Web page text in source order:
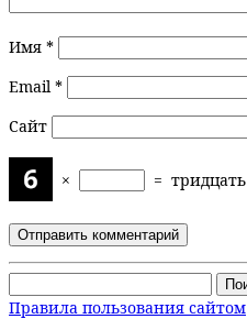
Имя *
Email*
Сайт
× = тридцать
Правила пользования сайтом